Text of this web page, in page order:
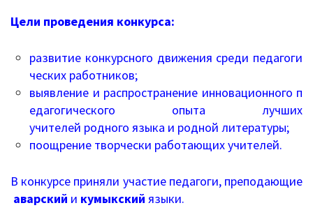
Письма 2021-2023
Письма 2019-2020
Письма 2018-2019
Архив писем
План работы
Прием иностранных граждан
Цели проведения конкурса:
развитие конкурсного движения среди педагоги
ческих работников;
выявление и распространение инновационного п
едагогического опыта лучших
учителей родного языка и родной литературы;
поощрение творчески работающихучителей.
В конкурсе приняли участиепедагоги,преподающие
аварский и кумыкский языки.